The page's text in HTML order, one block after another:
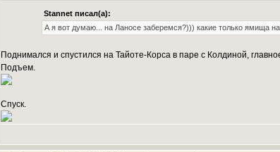
Stannet писал(а):
А я вот думаю... на Ланосе заберемся?))) какие только ямища
Поднимался и спустился на Тайоте-Корса в паре с Колдиной,
Подъем.
Спуск.